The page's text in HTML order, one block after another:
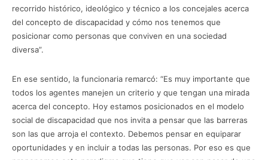
recorrido histórico, ideológico y técnico a los concejales acerca
del concepto de discapacidad y cómo nos tenemos que
posicionar como personas que conviven en una sociedad
diversa”.
En ese sentido, la funcionaria remarcó: “Es muy importante que
todos los agentes manejen un criterio y que tengan una mirada
acerca del concepto. Hoy estamos posicionados en el modelo
social de discapacidad que nos invita a pensar que las barreras
son las que arroja el contexto. Debemos pensar en equiparar
oportunidades y en incluir a todas las personas. Por eso es que